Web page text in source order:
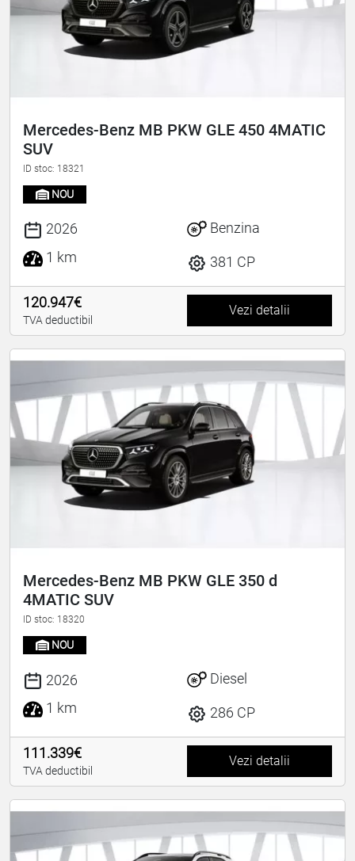
Mercedes-Benz MB PKW GLE 450 4MATIC
SUV
ID stoc: 18321
NOU
2026
1 km
Benzina
381 CP
120.947€
TVA deductibil
Vezi detalii
Mercedes-Benz MB PKW GLE 350 d
4MATIC SUV
ID stoc: 18320
NOU
2026
1 km
Diesel
286 CP
111.339€
TVA deductibil
Vezi detalii